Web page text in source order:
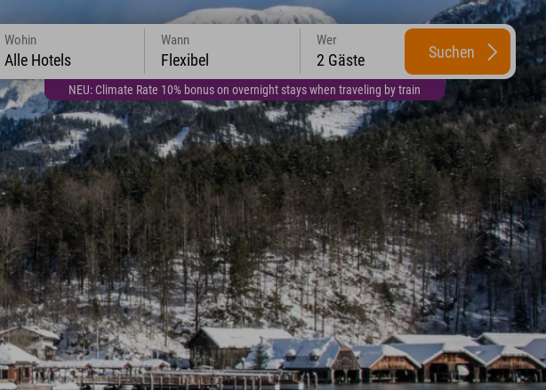
NEU: Climate Rate 10% bonus on overnight stays when traveling by train
Wohin
Alle Hotels
Wann
Flexibel
Wer
2 Gäste Suchen